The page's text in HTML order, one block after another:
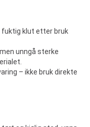
fuktig klut etter bruk
unngå sterke
– ikke bruk direkte